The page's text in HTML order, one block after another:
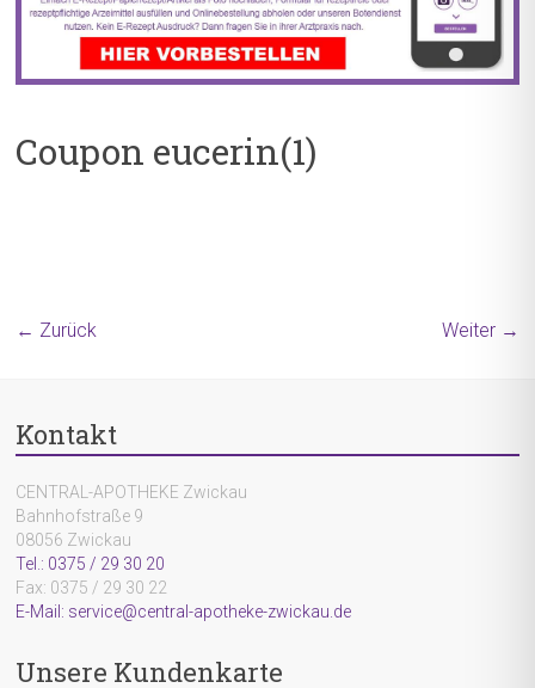
Coupon eucerin(1)
← Zurück Weiter →
Kontakt
CENTRAL-APOTHEKE Zwickau
Bahnhofstraße 9
08056 Zwickau
Tel.: 0375 / 29 30 20
Fax: 0375 / 29 30 22
E-Mail: service@central-apotheke-zwickau.de
Unsere Kundenkarte